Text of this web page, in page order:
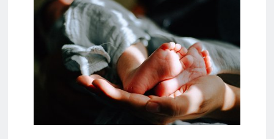
Документы
Контакты
Новости